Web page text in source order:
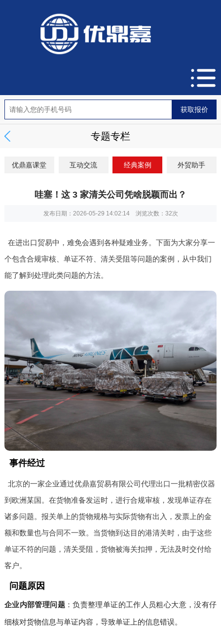
专题专栏
优鼎嘉课堂 互动交流 经典案例 外贸助手
哇塞！这 3 家清关公司凭啥脱颖而出？
发布日期：2026-05-29 14:02:14 浏览次数： 32次
在进出口贸易中，难免会遇到各种疑难业务。下面为大家分享一
个包含合规审核、单证不符、清关受阻等问题的案例，从中我们
能了解到处理此类问题的方法。
事件经过
北京的一家企业通过优鼎嘉贸易有限公司代理出口一批精密仪器
到欧洲某国。在货物准备发运时，进行合规审核，发现单证存在
诸多问题。报关单上的货物规格与实际货物有出入，发票上的金
额和数量也与合同不一致。当货物到达目的港清关时，由于这些
单证不符的问题，清关受阻，货物被海关扣押，无法及时交付给
客户。
问题原因
企业内部管理问题：负责整理单证的工作人员粗心大意，没有仔
细核对货物信息与单证内容，导致单证上的信息错误。